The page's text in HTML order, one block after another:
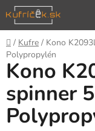
Prejsť
na
obsah
Domov
/ Kufre / Kono
Polypropylén
Kono
spinner